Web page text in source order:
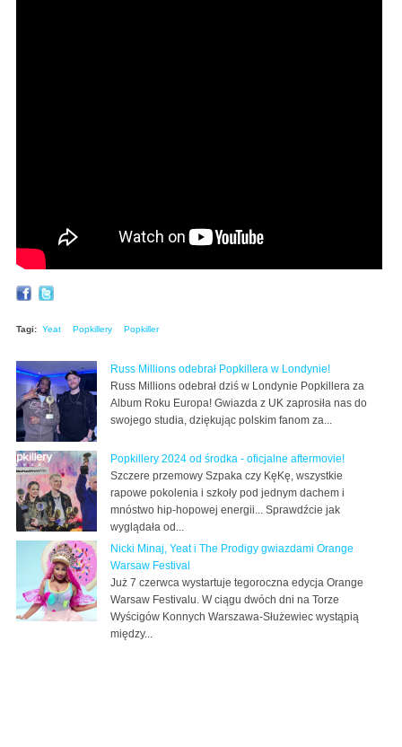
Tagi: Yeat Popkillery Popkiller
Russ Millions odebrał Popkillera w Londynie!
Russ Millions odebrał dziś w Londynie Popkillera za
Album Roku Europa! Gwiazda z UK zaprosiła nas do
swojego studia, dziękując polskim fanom za...
Popkillery 2024 od środka - oficjalne aftermovie!
Szczere przemowy Szpaka czy KęKę, wszystkie
rapowe pokolenia i szkoły pod jednym dachem i
mnóstwo hip-hopowej energii... Sprawdźcie jak
wyglądała od...
Nicki Minaj, Yeat i The Prodigy gwiazdami Orange
Warsaw Festival
Już 7 czerwca wystartuje tegoroczna edycja Orange
Warsaw Festivalu. W ciągu dwóch dni na Torze
Wyścigów Konnych Warszawa-Służewiec wystąpią
między...